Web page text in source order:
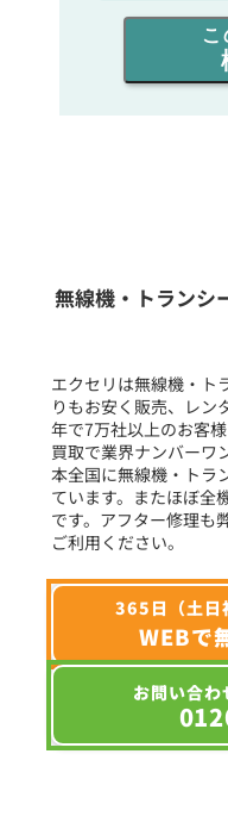
出力を選ぶ
同時通話人
フリーワー
選択
無線機・トランシ
エクセリは無線機・ト
りもお安く販売、レン
年で7万社以上のお客
買取で業界ナンバーワ
本全国に無線機・トラ
ています。またほぼ全
です。アフター修理も
ご利用ください。
365日（土日
WEBで
お問い合わ